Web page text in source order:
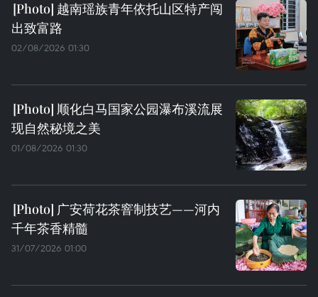
越南瑶族青年依托山区特产闯
出致富路
02/08/2026 01:30
顺化白马国家公园瀑布溪流展
现自然秘境之美
01/08/2026 01:30
广安荷花茶窨制技艺——河内
千年茶香精髓
31/07/2026 01:00